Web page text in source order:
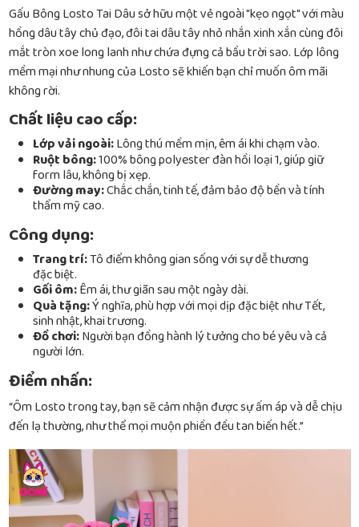
Gấu Bông Losto Tai Dâu sở hữu một vẻ ngoài "kẹo ngọt" với màu
hồng dâu tây chủ đạo, đôi tai dâu tây nhỏ nhắn xinh xắn cùng đôi
mắt tròn xoe long lanh như chứa đựng cả bầu trời sao. Lớp lông
mềm mại như nhung của Losto sẽ khiến bạn chỉ muốn ôm mãi
không rời.
Chất liệu cao cấp:
Lớp vải ngoài:Lông thú mềm mịn, êm ái khi chạm vào.
Ruột bông:100% bông polyester đàn hồi loại 1, giúp giữ
form lâu, không bị xẹp.
Đường may:Chắc chắn, tinh tế, đảm bảo độ bền và tính
thẩm mỹ cao.
Công dụng:
Trang trí:Tô điểm không gian sống với sự dễ thương
đặc biệt.
Gối ôm:Êm ái, thư giãn sau một ngày dài.
Quà tặng:Ý nghĩa, phù hợp với mọi dịp đặc biệt như Tết,
sinh nhật, khai trương.
Đồ chơi:Người bạn đồng hành lý tưởng cho bé yêu và cả
người lớn.
Điểm nhấn:
“Ôm Losto trong tay, bạn sẽ cảm nhận được sự ấm áp và dễ chịu
đến lạ thường, như thể mọi muộn phiền đều tan biến hết.”